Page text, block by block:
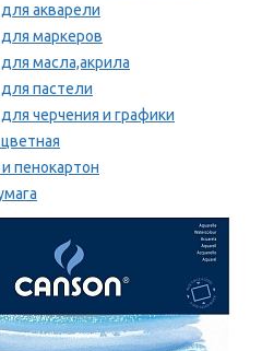
акварели
маркеров
масла,акрила
пастели
черчения и графики
пенокартон